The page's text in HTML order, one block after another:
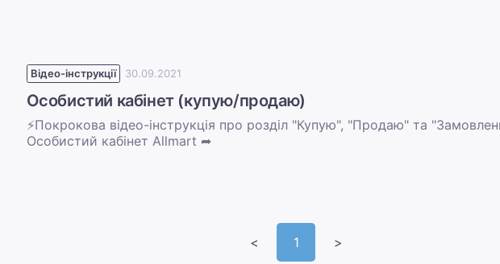
Відео-інструкції 30.09.2021
Особистий кабінет (купую/продаю)
⚡Покрокова відео-інструкція про розділ "Купую", "Продаю" та
Особистий кабінет Allmart ➦
< 1 >